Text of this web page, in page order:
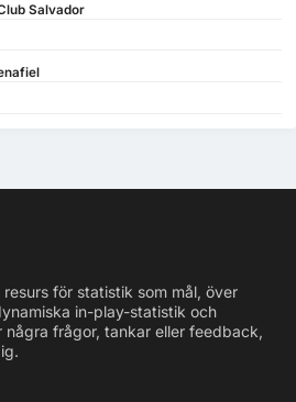
Salvador
för statistik som mål, över
in-play-statistik och
några frågor, tankar eller feedback,